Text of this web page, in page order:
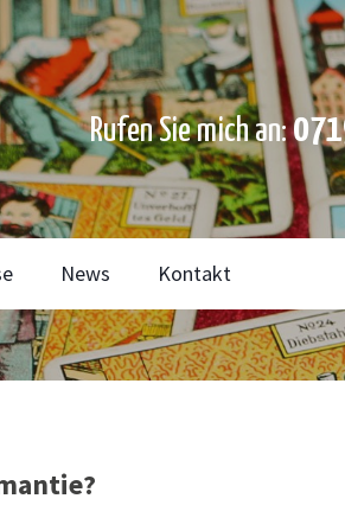
Rufen Sie mich an:
News Kontakt